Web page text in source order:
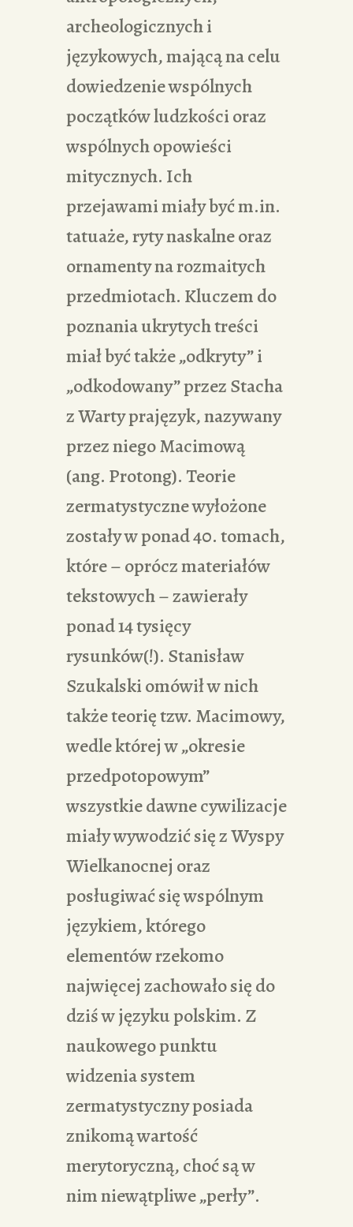
archeologicznych i
językowych, mającą na celu
dowiedzenie wspólnych
początków ludzkości oraz
wspólnych opowieści
mitycznych. Ich
przejawami miały być m.in.
tatuaże, ryty naskalne oraz
ornamenty na rozmaitych
przedmiotach. Kluczem do
poznania ukrytych treści
miał być także „odkryty” i
„odkodowany” przez Stacha
z Warty prajęzyk, nazywany
przez niego Macimową
(ang. Protong). Teorie
zermatystyczne wyłożone
zostały w ponad 40. tomach,
które – oprócz materiałów
tekstowych – zawierały
ponad 14 tysięcy
rysunków(!). Stanisław
Szukalski omówił w nich
także teorię tzw. Macimowy,
wedle której w „okresie
przedpotopowym”
wszystkie dawne cywilizacje
miały wywodzić się z Wyspy
Wielkanocnej oraz
posługiwać się wspólnym
językiem, którego
elementów rzekomo
najwięcej zachowało się do
dziś w języku polskim. Z
naukowego punktu
widzenia system
zermatystyczny posiada
znikomą wartość
merytoryczną, choć są w
nim niewątpliwe „perły”.